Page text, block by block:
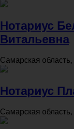
Нотариус
Витальевна
Самарская
Нотариус
Самарская